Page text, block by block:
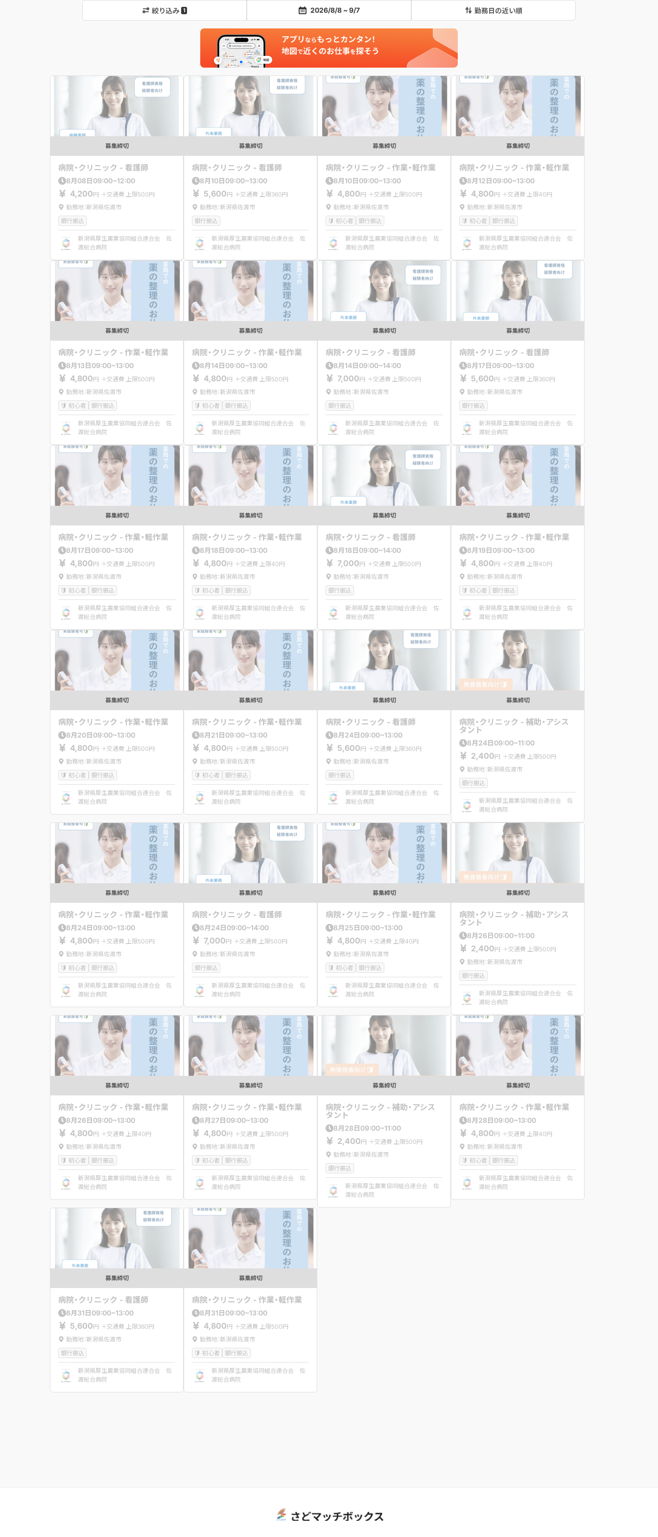
絞り込み 1 2026/8/8 ~ 9/7 勤務日の近い順
募集締切
病院・クリニック - 看護師
8月08日09:00~12:00
4,200円 ＋交通費 上限500円
勤務地：新潟県佐渡市
銀行振込
新潟県厚生農業協同組合連合会 佐
渡総合病院
募集締切
病院・クリニック - 看護師
8月10日09:00~13:00
5,600円 ＋交通費 上限360円
勤務地：新潟県佐渡市
銀行振込
新潟県厚生農業協同組合連合会 佐
渡総合病院
募集締切
病院・クリニック - 作業・軽作業
8月10日09:00~13:00
4,800円 ＋交通費 上限500円
勤務地：新潟県佐渡市
初心者
銀行振込
新潟県厚生農業協同組合連合会 佐
渡総合病院
募集締切
病院・クリニック - 作業・軽作業
8月12日09:00~13:00
4,800円 ＋交通費 上限40円
勤務地：新潟県佐渡市
初心者
銀行振込
新潟県厚生農業協同組合連合会 佐
渡総合病院
募集締切
病院・クリニック - 作業・軽作業
8月13日09:00~13:00
4,800円 ＋交通費 上限500円
勤務地：新潟県佐渡市
初心者
銀行振込
新潟県厚生農業協同組合連合会 佐
渡総合病院
募集締切
病院・クリニック - 作業・軽作業
8月14日09:00~13:00
4,800円 ＋交通費 上限500円
勤務地：新潟県佐渡市
初心者
銀行振込
新潟県厚生農業協同組合連合会 佐
渡総合病院
募集締切
病院・クリニック - 看護師
8月14日09:00~14:00
7,000円 ＋交通費 上限500円
勤務地：新潟県佐渡市
銀行振込
新潟県厚生農業協同組合連合会 佐
渡総合病院
募集締切
病院・クリニック - 看護師
8月17日09:00~13:00
5,600円 ＋交通費 上限360円
勤務地：新潟県佐渡市
銀行振込
新潟県厚生農業協同組合連合会 佐
渡総合病院
募集締切
病院・クリニック - 作業・軽作業
8月17日09:00~13:00
4,800円 ＋交通費 上限500円
勤務地：新潟県佐渡市
初心者
銀行振込
新潟県厚生農業協同組合連合会 佐
渡総合病院
募集締切
病院・クリニック - 作業・軽作業
8月18日09:00~13:00
4,800円 ＋交通費 上限40円
勤務地：新潟県佐渡市
初心者
銀行振込
新潟県厚生農業協同組合連合会 佐
渡総合病院
募集締切
病院・クリニック - 看護師
8月18日09:00~14:00
7,000円 ＋交通費 上限500円
勤務地：新潟県佐渡市
銀行振込
新潟県厚生農業協同組合連合会 佐
渡総合病院
募集締切
病院・クリニック - 作業・軽作業
8月19日09:00~13:00
4,800円 ＋交通費 上限40円
勤務地：新潟県佐渡市
初心者
銀行振込
新潟県厚生農業協同組合連合会 佐
渡総合病院
募集締切
病院・クリニック - 作業・軽作業
8月20日09:00~13:00
4,800円 ＋交通費 上限500円
勤務地：新潟県佐渡市
初心者
銀行振込
新潟県厚生農業協同組合連合会 佐
渡総合病院
募集締切
病院・クリニック - 作業・軽作業
8月21日09:00~13:00
4,800円 ＋交通費 上限500円
勤務地：新潟県佐渡市
初心者
銀行振込
新潟県厚生農業協同組合連合会 佐
渡総合病院
募集締切
病院・クリニック - 看護師
8月24日09:00~13:00
5,600円 ＋交通費 上限360円
勤務地：新潟県佐渡市
銀行振込
新潟県厚生農業協同組合連合会 佐
渡総合病院
募集締切
病院・クリニック - 補助・アシス
タント
8月24日09:00~11:00
2,400円 ＋交通費 上限500円
勤務地：新潟県佐渡市
銀行振込
新潟県厚生農業協同組合連合会 佐
渡総合病院
募集締切
病院・クリニック - 作業・軽作業
8月24日09:00~13:00
4,800円 ＋交通費 上限500円
勤務地：新潟県佐渡市
初心者
銀行振込
新潟県厚生農業協同組合連合会 佐
渡総合病院
募集締切
病院・クリニック - 看護師
8月24日09:00~14:00
7,000円 ＋交通費 上限500円
勤務地：新潟県佐渡市
銀行振込
新潟県厚生農業協同組合連合会 佐
渡総合病院
募集締切
病院・クリニック - 作業・軽作業
8月25日09:00~13:00
4,800円 ＋交通費 上限40円
勤務地：新潟県佐渡市
初心者
銀行振込
新潟県厚生農業協同組合連合会 佐
渡総合病院
募集締切
病院・クリニック - 補助・アシス
タント
8月26日09:00~11:00
2,400円 ＋交通費 上限500円
勤務地：新潟県佐渡市
銀行振込
新潟県厚生農業協同組合連合会 佐
渡総合病院
募集締切
病院・クリニック - 作業・軽作業
8月26日09:00~13:00
4,800円 ＋交通費 上限40円
勤務地：新潟県佐渡市
初心者
銀行振込
新潟県厚生農業協同組合連合会 佐
渡総合病院
募集締切
病院・クリニック - 作業・軽作業
8月27日09:00~13:00
4,800円 ＋交通費 上限500円
勤務地：新潟県佐渡市
初心者
銀行振込
新潟県厚生農業協同組合連合会 佐
渡総合病院
募集締切
病院・クリニック - 補助・アシス
タント
8月28日09:00~11:00
2,400円 ＋交通費 上限500円
勤務地：新潟県佐渡市
銀行振込
新潟県厚生農業協同組合連合会 佐
渡総合病院
募集締切
病院・クリニック - 作業・軽作業
8月28日09:00~13:00
4,800円 ＋交通費 上限40円
勤務地：新潟県佐渡市
初心者
銀行振込
新潟県厚生農業協同組合連合会 佐
渡総合病院
募集締切
病院・クリニック - 看護師
8月31日09:00~13:00
5,600円 ＋交通費 上限360円
勤務地：新潟県佐渡市
銀行振込
新潟県厚生農業協同組合連合会 佐
渡総合病院
募集締切
病院・クリニック - 作業・軽作業
8月31日09:00~13:00
4,800円 ＋交通費 上限500円
勤務地：新潟県佐渡市
初心者
銀行振込
新潟県厚生農業協同組合連合会 佐
渡総合病院